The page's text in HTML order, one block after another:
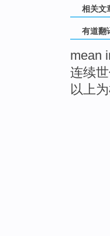
相关文
有道翻
mean
连续
以上